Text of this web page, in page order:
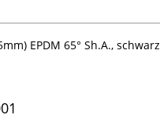
EPDM 65° Sh.A., schwarz